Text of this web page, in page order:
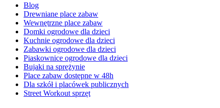
Blog
Drewniane place zabaw
Wewnętrzne place zabaw
Domki ogrodowe dla dzieci
Kuchnie ogrodowe dla dzieci
Zabawki ogrodowe dla dzieci
Piaskownice ogrodowe dla dzieci
Bujaki na sprężynie
Place zabaw dostępne w 48h
Dla szkół i placówek publicznych
Street Workout sprzęt